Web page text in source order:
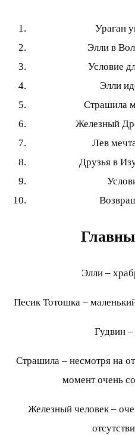
Ураган
Элли в
Условие
Элли
Страшила
Железный
Лев
Друзья в
Элли –
Песик Тотошка –
Гудвин
Страшила – несмотря на
момент очень
Железный человек –